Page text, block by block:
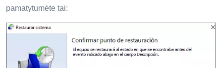
pamatytumėte tai: